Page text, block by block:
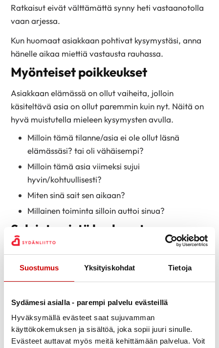
Suostumus Yksityiskohdat Tietoja
Sydämesi asialla - parempi palvelu evästeillä
Hyväksymällä evästeet saat sujuvamman
käyttökokemuksen ja sisältöä, joka sopii juuri sinulle.
Evästeet auttavat myös meitä kehittämään palvelua. Voit
Ratkaisut eivät välttämättä synny heti vastaanotolla
vaan arjessa.
Kun huomaat asiakkaan pohtivat kysymystäsi, anna
hänelle aikaa miettiä vastausta rauhassa.
Myönteiset poikkeukset
Asiakkaan elämässä on ollut vaiheita, jolloin
käsiteltävä asia on ollut paremmin kuin nyt. Näitä on
hyvä muistutella mieleen kysymysten avulla.
Milloin tämä tilanne/asia ei ole ollut läsnä
elämässäsi? tai oli vähäisempi?
Milloin tämä asia viimeksi sujui
hyvin/kohtuullisesti?
Miten sinä sait sen aikaan?
Millainen toiminta silloin auttoi sinua?
Selviytymistä koskevat
kysymykset
Asiakas on selviytynyt aikaisemmin hankalista
käsiteltävän asian ratkaisemiseen.
Miten olet selviytynyt vastaavista hankalista
tilanteista tähän asti?